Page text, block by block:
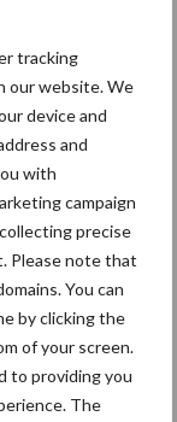
tracking
our website. We
device and
and
with
campaign
precise
Please note that
You can
by clicking the
of your screen.
to providing you
The
Fokkerij